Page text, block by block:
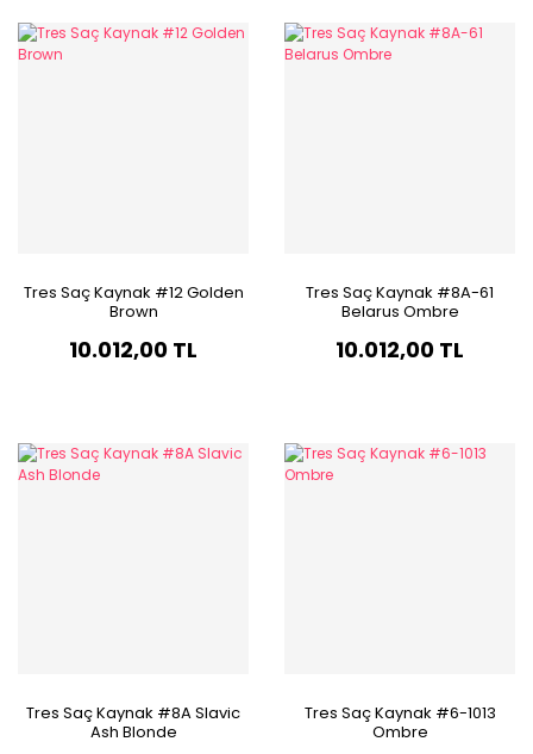
Tres Saç Kaynak #12 Golden
Brown
10.012,00 TL
Tres Saç Kaynak #8A-61
Belarus Ombre
10.012,00 TL
Tres Saç Kaynak #8A Slavic
Ash Blonde
Tres Saç Kaynak #6-1013
Ombre